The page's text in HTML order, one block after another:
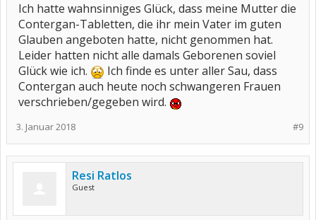
Ich hatte wahnsinniges Glück, dass meine Mutter die
Contergan-Tabletten, die ihr mein Vater im guten
Glauben angeboten hatte, nicht genommen hat.
Leider hatten nicht alle damals Geborenen soviel
Glück wie ich.
Ich finde es unter aller Sau, dass
Contergan auch heute noch schwangeren Frauen
verschrieben/gegeben wird.
#9
3. Januar 2018
Resi Ratlos
Guest